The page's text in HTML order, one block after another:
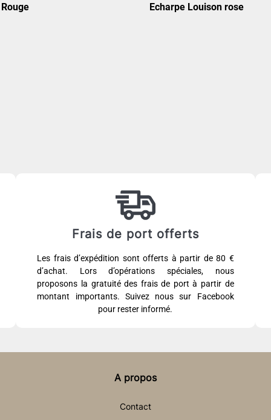
Echarpe Louison rose
Frais de port offerts
Les frais d’expédition sont offerts à partir de 80 €
d’achat. Lors d’opérations spéciales, nous
proposons la gratuité des frais de port à partir de
montant importants. Suivez nous sur Facebook
pour rester informé.
A propos
Contact